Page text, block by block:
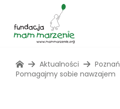
Aktualności
Poznań
Pomagajmy sobie nawzajem